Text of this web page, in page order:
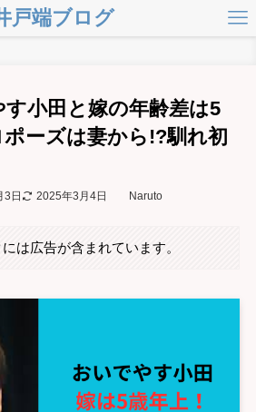
戸端ブログ
小田と嫁の年齢差は5
ーズは妻から!?馴れ初
3日 2025年3月4日 Naruto
は広告が含まれています。